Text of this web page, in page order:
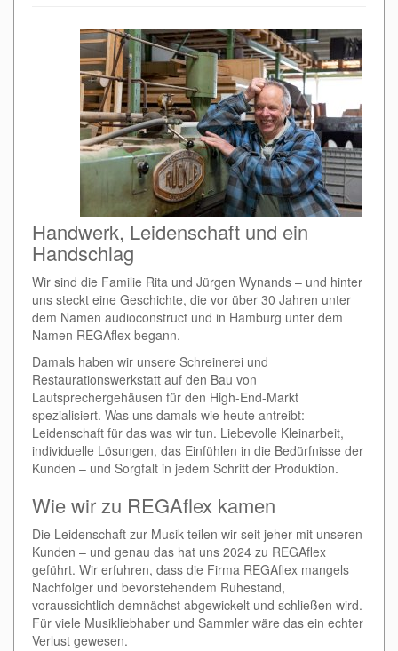
Handwerk, Leidenschaft und ein
Handschlag
Wir sind die Familie Rita und Jürgen Wynands – und hinter
uns steckt eine Geschichte, die vor über 30 Jahren unter
dem Namen audioconstruct und in Hamburg unter dem
Namen REGAflex begann.
Damals haben wir unsere Schreinerei und
Restaurationswerkstatt auf den Bau von
Lautsprechergehäusen für den High-End-Markt
spezialisiert. Was uns damals wie heute antreibt:
Leidenschaft für das was wir tun. Liebevolle Kleinarbeit,
individuelle Lösungen, das Einfühlen in die Bedürfnisse der
Kunden – und Sorgfalt in jedem Schritt der Produktion.
Wie wir zu REGAflex kamen
Die Leidenschaft zur Musik teilen wir seit jeher mit unseren
Kunden – und genau das hat uns 2024 zu REGAflex
geführt. Wir erfuhren, dass die Firma REGAflex mangels
Nachfolger und bevorstehendem Ruhestand,
voraussichtlich demnächst abgewickelt und schließen wird.
Für viele Musikliebhaber und Sammler wäre das ein echter
Verlust gewesen.